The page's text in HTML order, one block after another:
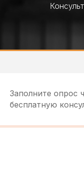
Заполните опрос
бесплатную